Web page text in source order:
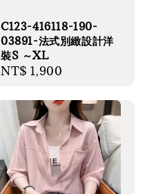
C123-416118-190-
03891-法式別緻設計洋
裝S ～XL
Regular
NT$ 1,900